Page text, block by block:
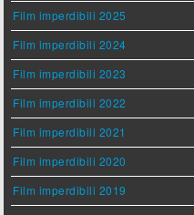
Film imperdibili 2025
Film imperdibili 2024
Film imperdibili 2023
Film imperdibili 2022
Film imperdibili 2021
Film imperdibili 2020
Film imperdibili 2019